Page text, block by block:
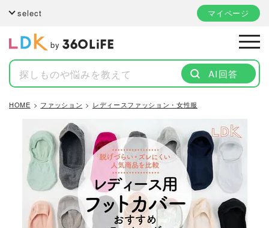
select マイページ
by
AI回答
HOME ファッション レディースファッション・女性服